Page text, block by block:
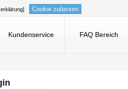
Cookie zulassen
Kundenservice FAQ Bereich